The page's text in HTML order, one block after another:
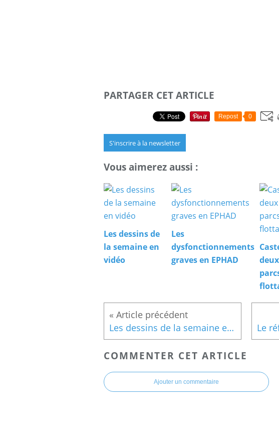
PARTAGER CET ARTICLE
Repost 0
S'inscrire à la newsletter
Vous aimerez aussi :
Les dessins de
la semaine en
vidéo
Les
dysfonctionnements
graves en EPHAD
Les dessins de la semaine en vidéo
COMMENTER CET ARTICLE
Ajouter un commentaire